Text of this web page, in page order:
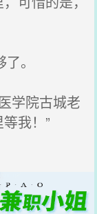
。
学院古城老
我！”